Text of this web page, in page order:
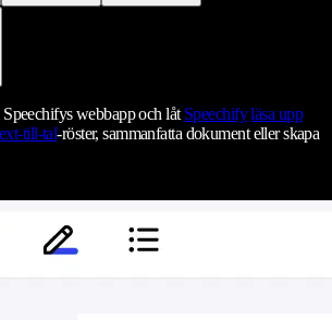
webbapp och låt Speechify läsa upp
till-tal-röster, sammanfatta dokument eller skapa